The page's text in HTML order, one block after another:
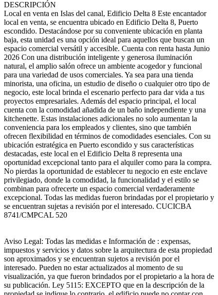
DESCRIPCIÓN
Local en venta en Islas del canal, Edificio Delta 8 Este encantador
local en venta, se encuentra ubicado en Edificio Delta 8, Puerto
escondido. Destacándose por su conveniente ubicación en planta
baja, esta unidad es una opción ideal para aquellos que buscan un
espacio comercial versátil y accesible. Cuenta con renta hasta Junio
2026 Con una distribución inteligente y generosa iluminación
natural, el amplio salón ofrece un ambiente acogedor y funcional
para una variedad de usos comerciales. Ya sea para una tienda
minorista, una oficina, un estudio de diseño o cualquier otro tipo de
negocio, este local brinda el escenario perfecto para dar vida a tus
proyectos empresariales. Además del espacio principal, el local
cuenta con la comodidad añadida de un baño independiente y una
kitchenette. Estas instalaciones adicionales no solo aumentan la
conveniencia para los empleados y clientes, sino que también
ofrecen flexibilidad en términos de comodidades esenciales. Con su
ubicación estratégica en Puerto escondido y sus características
destacadas, este local en el Edificio Delta 8 representa una
oportunidad excepcional tanto para el alquiler como para la compra.
No pierdas la oportunidad de establecer tu negocio en este enclave
privilegiado, donde la comodidad, la funcionalidad y el estilo se
combinan para ofrecerte un espacio comercial verdaderamente
excepcional. Todas las medidas fueron brindadas por el propietario y
se encuentran sujetas a revisión por el interesado. CUCICBA
8741/CMPCAL 520
Aviso Legal: Todas las medidas e Información de : expensas,
impuestos y servicios y datos sobre la arquitectura de esta propiedad
son aproximados y se encuentran sujetos a revisión por el
interesado. Pueden no estar actualizados al momento de su
visualización, ya que fueron brindados por el propietario a la hora de
su publicación. Ley 5115: EXCEPTO que en la descripción de la